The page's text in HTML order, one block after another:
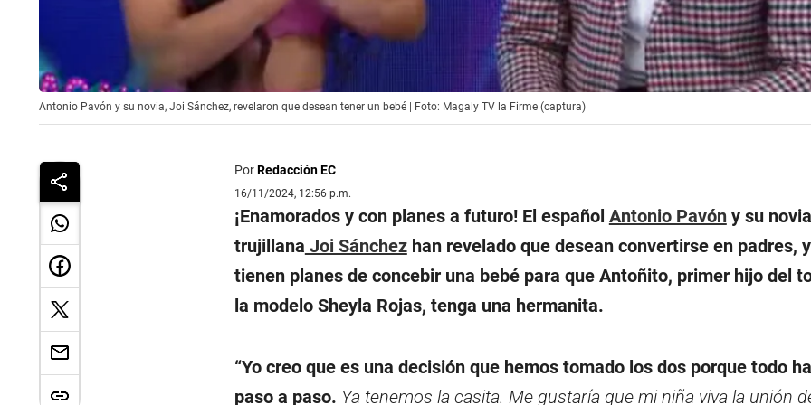
Antonio Pavón y su novia, Joi Sánchez, revelaron que desean tener un bebé | Foto: Magaly TV la Firme (captura)
PorRedacción EC
16/11/2024, 12:56 p.m.
¡Enamorados y con planes a futuro! El español Antonio Pavóny su
trujillana Joi Sánchezhan revelado que desean convertirse en padres,
tienen planes de concebir una bebé para que Antoñito, primer hijo del
la modelo Sheyla Rojas, tenga una hermanita.
“Yo creo que es una decisión que hemos tomado los dos porque todo
paso a paso. Ya tenemos la casita. Me gustaría que mi niña viva la unión